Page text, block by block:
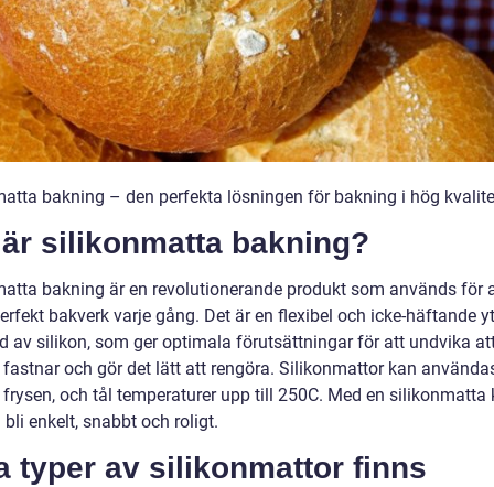
bakning – den perfekta lösningen för bakning i hög
silikonmatta bakning?
bakning är en revolutionerande produkt som används för
bakverk varje gång. Det är en flexibel och icke-häftande
av silikon, som ger optimala förutsättningar för att undvika
fastnar och gör det lätt att rengöra. Silikonmattor kan
frysen, och tål temperaturer upp till 250C. Med en silikonmatta
enkelt, snabbt och roligt.
typer av silikonmattor finns